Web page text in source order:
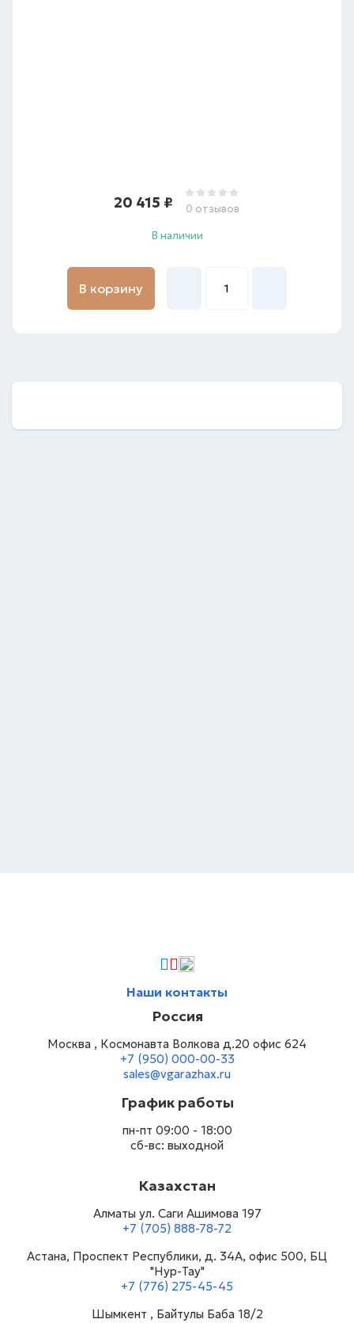
20 415 ₽
0 отзывов
В наличии
В корзину
Наши контакты
Россия
Москва , Космонавта Волкова д.20 офис 624
+7 (950) 000-00-33
sales@vgarazhax.ru
График работы
пн-пт 09:00 - 18:00
сб-вс: выходной
Казахстан
Алматы ул. Саги Ашимова 197
+7 (705) 888-78-72
Астана, Проспект Республики, д. 34А​, офис 500, БЦ
"Нур-Тау"
+7 (776) 275-45-45
Шымкент , Байтулы Баба 18/2